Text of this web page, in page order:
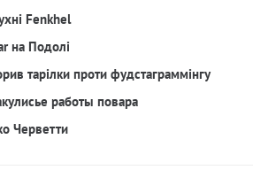
Fenkhel
на Подолі
тарілки проти фудстаграммінгу
работы повара
Черветти